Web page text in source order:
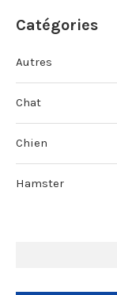
Catégories
Autres
Chat
Chien
Hamster